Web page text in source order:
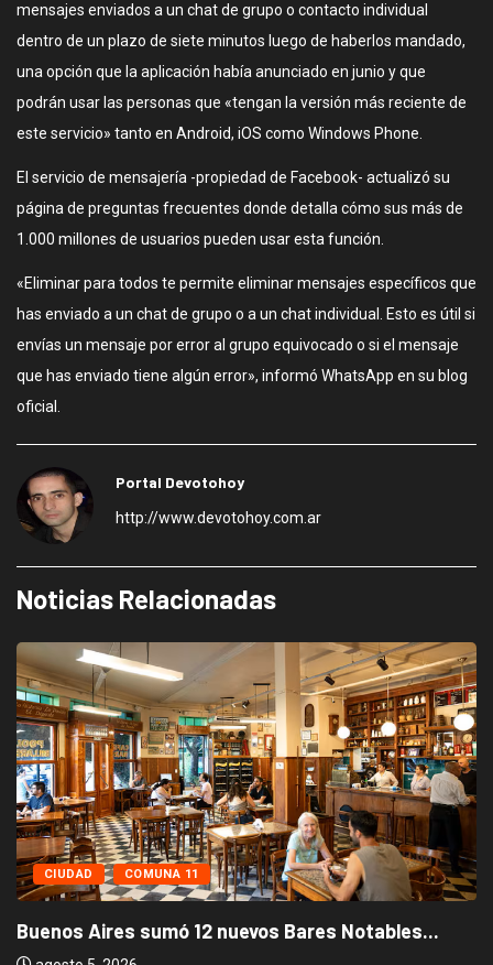
mensajes enviados a un chat de grupo o contacto individual
dentro de un plazo de siete minutos luego de haberlos mandado,
una opción que la aplicación había anunciado en junio y que
podrán usar las personas que «tengan la versión más reciente de
este servicio» tanto en Android, iOS como Windows Phone.
El servicio de mensajería -propiedad de Facebook- actualizó su
página de preguntas frecuentes donde detalla cómo sus más de
1.000 millones de usuarios pueden usar esta función.
«Eliminar para todos te permite eliminar mensajes específicos que
has enviado a un chat de grupo o a un chat individual. Esto es útil si
envías un mensaje por error al grupo equivocado o si el mensaje
que has enviado tiene algún error», informó WhatsApp en su blog
oficial.
Portal Devotohoy
http://www.devotohoy.com.ar
Noticias Relacionadas
CIUDAD COMUNA 11
Buenos Aires sumó 12 nuevos Bares Notables...